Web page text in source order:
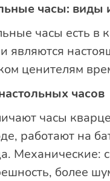
часы: виды
часы есть в
являются
ценителям
часов
часы
работают на
Механические:
более